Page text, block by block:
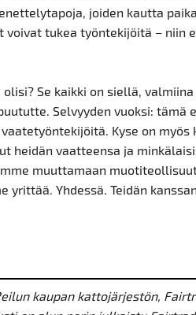
joiden kautta
tukea työntekijöitä – niin
Se kaikki on siellä,
Selvyyden vuoksi: tämä
Kyse on
heidän vaatteensa ja
muuttamaan
yrittää. Yhdessä. Teidän
kaupan kattojärjestön,